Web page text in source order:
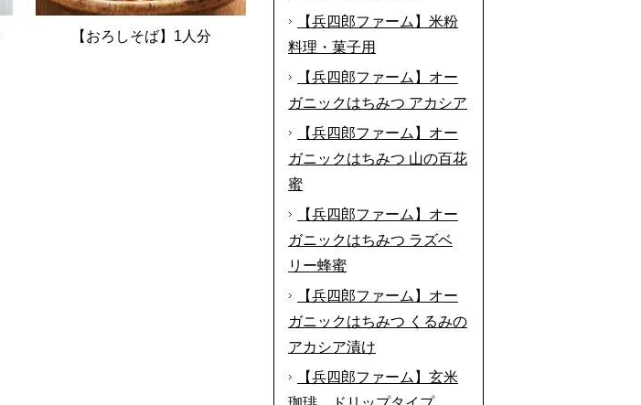
【おろしそば】1人分
【兵四郎ファーム】米粉
料理・菓子用
【兵四郎ファーム】オー
ガニックはちみつ アカシア
【兵四郎ファーム】オー
ガニックはちみつ 山の百花
蜜
【兵四郎ファーム】オー
ガニックはちみつ ラズベ
リー蜂蜜
【兵四郎ファーム】オー
ガニックはちみつ くるみの
アカシア漬け
【兵四郎ファーム】玄米